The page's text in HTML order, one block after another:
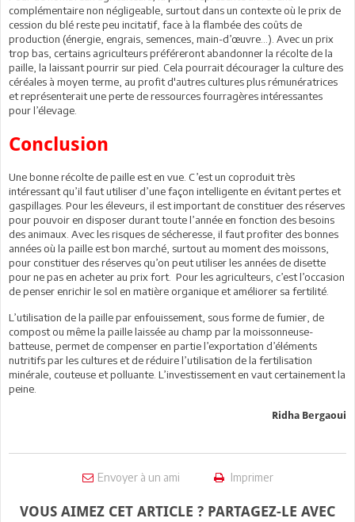
complémentaire non négligeable, surtout dans un contexte où le prix de
cession du blé reste peu incitatif, face à la flambée des coûts de
production (énergie, engrais, semences, main-d’œuvre…). Avec un prix
trop bas, certains agriculteurs préféreront abandonner la récolte de la
paille, la laissant pourrir sur pied. Cela pourrait décourager la culture des
céréales à moyen terme, au profit d'autres cultures plus rémunératrices
et représenterait une perte de ressources fourragères intéressantes
pour l’élevage.
Conclusion
Une bonne récolte de paille est en vue. C’est un coproduit très
intéressant qu’il faut utiliser d’une façon intelligente en évitant pertes et
gaspillages. Pour les éleveurs, il est important de constituer des réserves
pour pouvoir en disposer durant toute l’année en fonction des besoins
des animaux. Avec les risques de sécheresse, il faut profiter des bonnes
années où la paille est bon marché, surtout au moment des moissons,
pour constituer des réserves qu’on peut utiliser les années de disette
pour ne pas en acheter au prix fort. Pour les agriculteurs, c’est l’occasion
de penser enrichir le sol en matière organique et améliorer sa fertilité.
L’utilisation de la paille par enfouissement, sous forme de fumier, de
compost ou même la paille laissée au champ par la moissonneuse-
batteuse, permet de compenser en partie l’exportation d’éléments
nutritifs par les cultures et de réduire l’utilisation de la fertilisation
minérale, couteuse et polluante. L’investissement en vaut certainement la
peine.
Ridha Bergaoui
Envoyer à un ami Imprimer
VOUS AIMEZ CET ARTICLE ? PARTAGEZ-LE AVEC